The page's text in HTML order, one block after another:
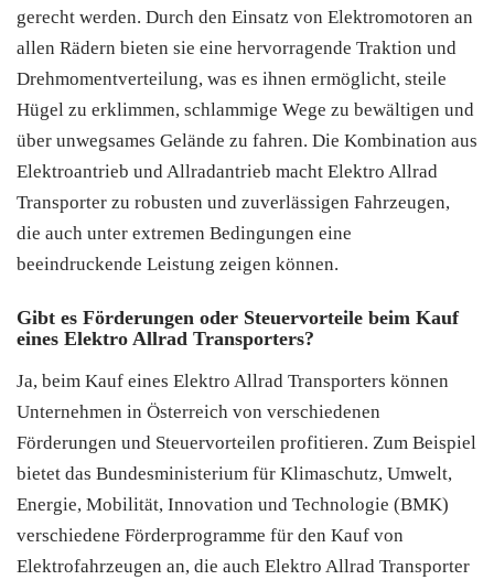
gerecht werden. Durch den Einsatz von Elektromotoren an
allen Rädern bieten sie eine hervorragende Traktion und
Drehmomentverteilung, was es ihnen ermöglicht, steile
Hügel zu erklimmen, schlammige Wege zu bewältigen und
über unwegsames Gelände zu fahren. Die Kombination aus
Elektroantrieb und Allradantrieb macht Elektro Allrad
Transporter zu robusten und zuverlässigen Fahrzeugen,
die auch unter extremen Bedingungen eine
beeindruckende Leistung zeigen können.
Gibt es Förderungen oder Steuervorteile beim Kauf
eines Elektro Allrad Transporters?
Ja, beim Kauf eines Elektro Allrad Transporters können
Unternehmen in Österreich von verschiedenen
Förderungen und Steuervorteilen profitieren. Zum Beispiel
bietet das Bundesministerium für Klimaschutz, Umwelt,
Energie, Mobilität, Innovation und Technologie (BMK)
verschiedene Förderprogramme für den Kauf von
Elektrofahrzeugen an, die auch Elektro Allrad Transporter